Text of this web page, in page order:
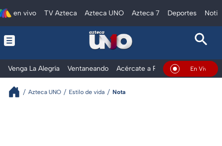
en vivo TV Azteca Azteca UNO Azteca 7 Deportes
Venga La Alegría Ventaneando Acércate a Rocío Al Extremo
En Vivo
Azteca UNO Estilo de vida Nota